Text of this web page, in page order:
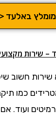
מומלץ באלעד
שירות מקצועי
חשוב
כמו
ועוד.